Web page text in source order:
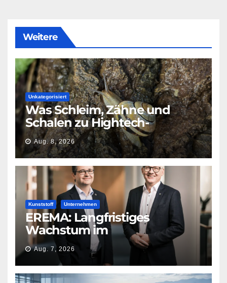
Weitere
Unkategorisiert
Was Schleim, Zähne und
Schalen zu Hightech-
Materialien macht
Aug. 8, 2026
Kunststoff Unternehmen
EREMA: Langfristiges
Wachstum im
Kunststoffrecycling erwartet
Aug. 7, 2026